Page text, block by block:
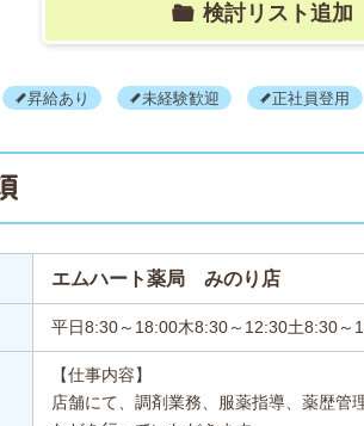
検討リスト追加
昇給あり 未経験歓迎 正社員登用
エムハート薬局 みのり店
平日8:30～18:00木8:30～12:30土8:30～
【仕事内容】
店舗にて、調剤業務、服薬指導、薬歴管